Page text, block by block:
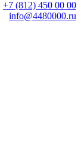
+7 (812) 450 00 00
info@4480000.ru